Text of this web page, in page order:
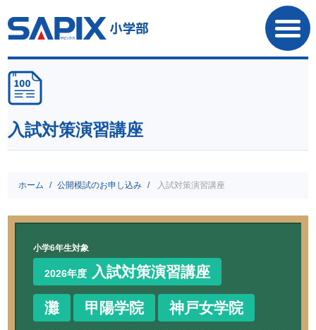
SAPIX小学部
入試対策演習講座
ホーム 公開模試のお申し込み 入試対策演習講座
小学6年生対象
2026年度 入試対策演習講座
灘 甲陽学院 神戸女学院